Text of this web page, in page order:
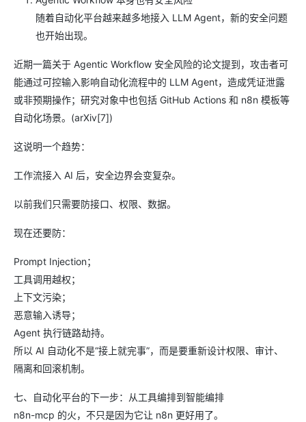
随着自动化平台越来越多地接入 LLM Agent，新的安全问题
也开始出现。
近期一篇关于 Agentic Workflow 安全风险的论文提到，攻击者可
能通过可控输入影响自动化流程中的 LLM Agent，造成凭证泄露
或非预期操作；研究对象中也包括 GitHub Actions 和 n8n 模板等
自动化场景。(arXiv[7])
这说明一个趋势：
工作流接入 AI 后，安全边界会变复杂。
以前我们只需要防接口、权限、数据。
现在还要防：
Prompt Injection；
工具调用越权；
上下文污染；
恶意输入诱导；
Agent 执行链路劫持。
所以 AI 自动化不是“接上就完事”，而是要重新设计权限、审计、
隔离和回滚机制。
七、自动化平台的下一步：从工具编排到智能编排
n8n-mcp 的火，不只是因为它让 n8n 更好用了。